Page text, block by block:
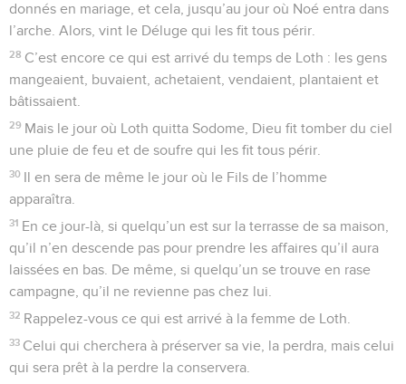
donnés en mariage, et cela, jusqu’au jour où Noé entra dans
l’arche. Alors, vint le Déluge qui les fit tous périr.
28 C’est encore ce qui est arrivé du temps de Loth : les gens
mangeaient, buvaient, achetaient, vendaient, plantaient et
bâtissaient.
29 Mais le jour où Loth quitta Sodome, Dieu fit tomber du ciel
une pluie de feu et de soufre qui les fit tous périr.
30 Il en sera de même le jour où le Fils de l’homme
apparaîtra.
31 En ce jour-là, si quelqu’un est sur la terrasse de sa maison,
qu’il n’en descende pas pour prendre les affaires qu’il aura
laissées en bas. De même, si quelqu’un se trouve en rase
campagne, qu’il ne revienne pas chez lui.
32 Rappelez-vous ce qui est arrivé à la femme de Loth.
33 Celui qui cherchera à préserver sa vie, la perdra, mais celui
qui sera prêt à la perdre la conservera.